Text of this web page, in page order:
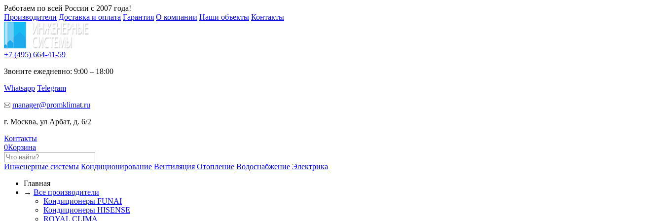
Работаем по всей России с 2007 года!
Производители Доставка и оплата Гарантия О компании Наши объекты Контакты
+7 (495) 664-41-59
Звоните ежедневно: 9:00 – 18:00
Whatsapp Telegram
manager@promklimat.ru
г. Москва, ул Арбат, д. 6/2
Контакты
0Корзина
Инженерные системы Кондиционирование Вентиляция Отопление Водоснабжение Электрика
Главная
→ Все производители
Кондиционеры FUNAI
Кондиционеры HISENSE
ROYAL CLIMA